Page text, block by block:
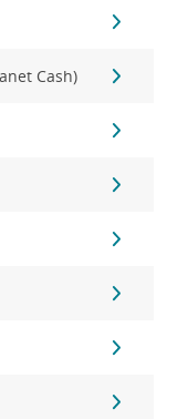
Cash)